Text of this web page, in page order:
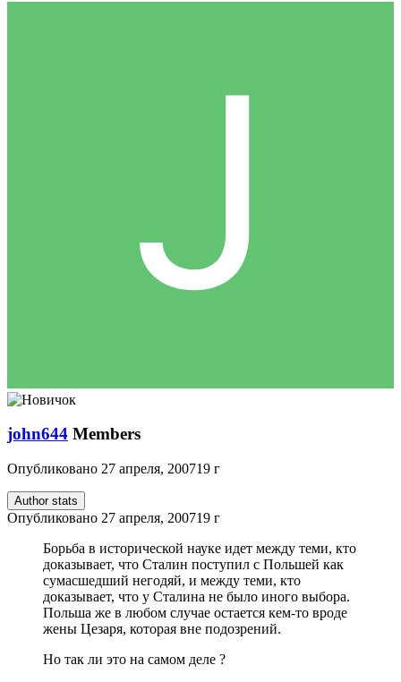
john644 Members
Опубликовано 27 апреля, 200719 г
Author stats
Опубликовано 27 апреля, 200719 г
Борьба в исторической науке идет между теми, кто
доказывает, что Сталин поступил с Польшей как
сумасшедший негодяй, и между теми, кто
доказывает, что у Сталина не было иного выбора.
Польша же в любом случае остается кем-то вроде
жены Цезаря, которая вне подозрений.
Но так ли это на самом деле ?